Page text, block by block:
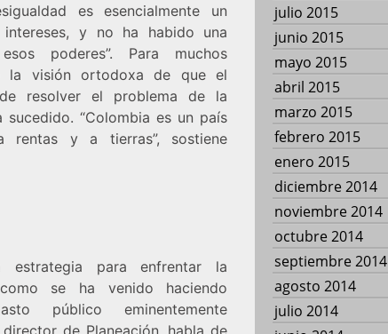
es esencialmente un
y no ha habido una
poderes”. Para muchos
la visión ortodoxa de que el
resolver el problema de la
“Colombia es un país
rentas y a tierras”, sostiene
para enfrentar la
se ha venido haciendo
público eminentemente
de Planeación, habla de
julio 2015
junio 2015
mayo 2015
abril 2015
marzo 2015
febrero 2015
enero 2015
diciembre 2014
noviembre 2014
octubre 2014
septiembre 2014
agosto 2014
julio 2014